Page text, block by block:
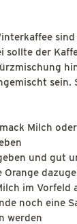
sollte der
Milch oder
und gut
Orange
im Vorfeld
noch eine
werden